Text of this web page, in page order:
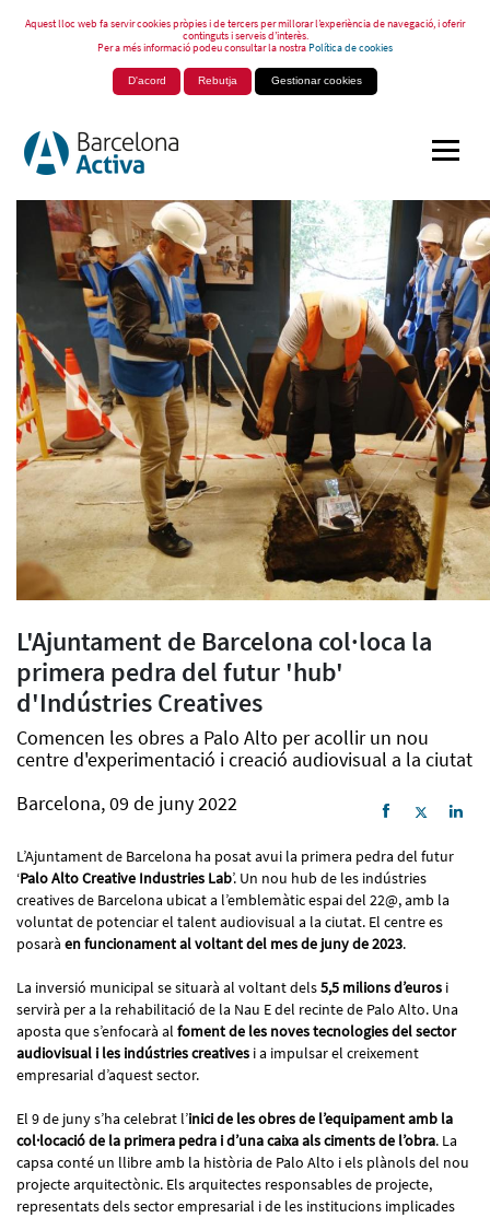
Aquest lloc web fa servir cookies pròpies i de tercers per millorar l’experiència de navegació, i oferir
continguts i serveis d’interès.
Per a més informació podeu consultar la nostraPolítica de cookies
D'acord Rebutja Gestionar cookies
L'Ajuntament de Barcelona col·loca la
primera pedra del futur 'hub'
d'Indústries Creatives
Comencen les obres a Palo Alto per acollir un nou
centre d'experimentació i creació audiovisual a la ciutat
Barcelona, 09 de juny 2022
L’Ajuntament de Barcelona ha posat avui la primera pedra del futur
‘Palo Alto Creative Industries Lab’. Un nou hub de les indústries
creatives de Barcelona ubicat a l’emblemàtic espai del 22@, amb la
voluntat de potenciar el talent audiovisual a la ciutat. El centre es
posarà en funcionament al voltant del mes de juny de 2023.
La inversió municipal se situarà al voltant dels5,5 milions d’euros i
servirà per a la rehabilitació de la Nau E del recinte de Palo Alto. Una
aposta que s’enfocarà al foment de les noves tecnologies del sector
audiovisual i les indústries creatives i a impulsar el creixement
empresarial d’aquest sector.
El 9 de juny s’ha celebrat l’inici de les obres de l’equipament amb la
col·locació de la primera pedra i d’una caixa als ciments de l’obra. La
capsa conté un llibre amb la història de Palo Alto i els plànols del nou
projecte arquitectònic. Els arquitectes responsables de projecte,
representats dels sector empresarial i de les institucions implicades